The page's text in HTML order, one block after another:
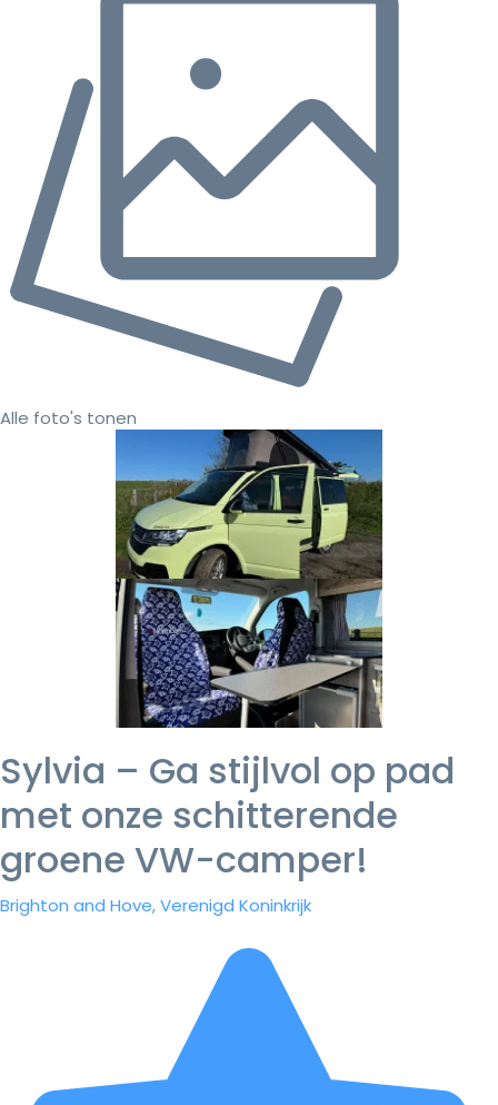
Alle foto's tonen
Sylvia – Ga stijlvol op pad
met onze schitterende
groene VW-camper!
Brighton and Hove, Verenigd Koninkrijk